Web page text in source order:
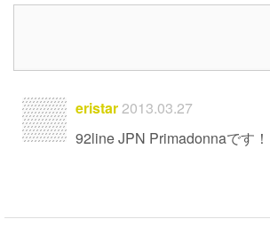
eristar2013.03.27
92line JPN Primadonnaです！